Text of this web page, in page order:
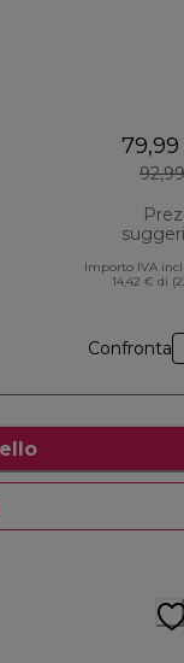
Importo IVA
14,42 € di
Confronta